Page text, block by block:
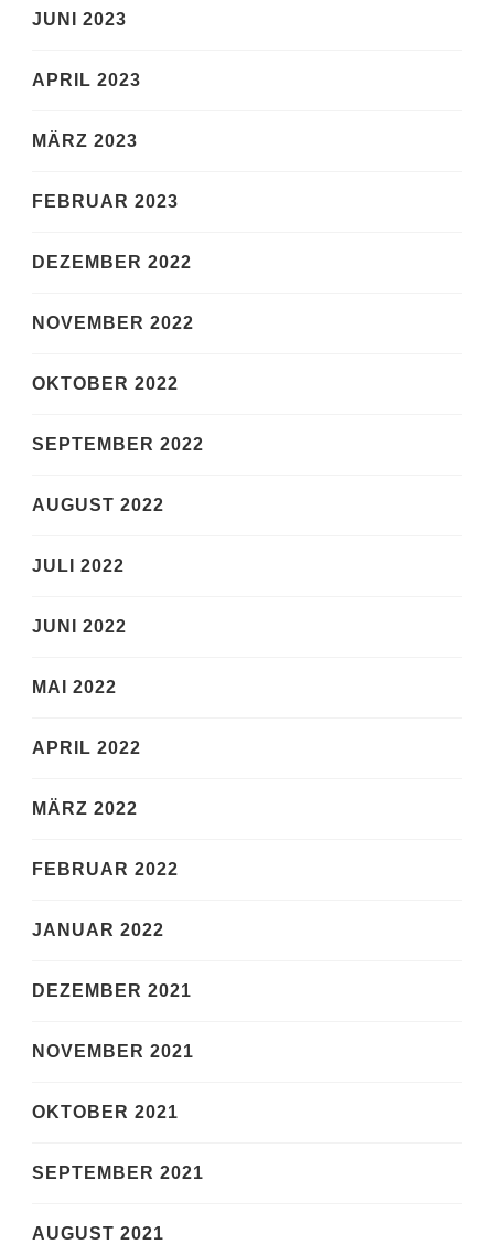
JUNI 2023
APRIL 2023
MÄRZ 2023
FEBRUAR 2023
DEZEMBER 2022
NOVEMBER 2022
OKTOBER 2022
SEPTEMBER 2022
AUGUST 2022
JULI 2022
JUNI 2022
MAI 2022
APRIL 2022
MÄRZ 2022
FEBRUAR 2022
JANUAR 2022
DEZEMBER 2021
NOVEMBER 2021
OKTOBER 2021
SEPTEMBER 2021
AUGUST 2021